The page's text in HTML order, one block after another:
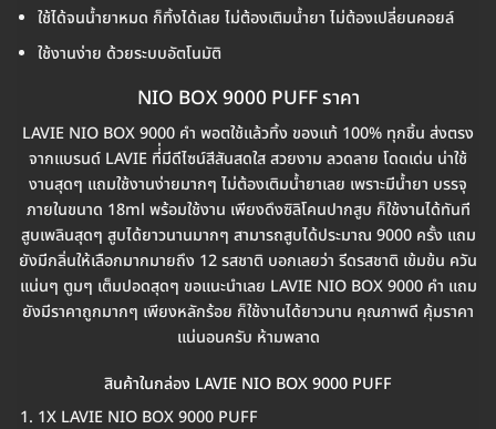
ใช้ได้จนน้ำยาหมด ก็ทิ้งได้เลย ไม่ต้องเติมน้ำยา ไม่ต้องเปลี่ยนคอยล์
ใช้งานง่าย ด้วยระบบอัตโนมัติ
NIO BOX 9000 PUFF ราคา
LAVIE NIO BOX 9000 คำ พอตใช้แล้วทิ้ง ของแท้ 100% ทุกชิ้น ส่งตรง
จากแบรนด์ LAVIE ที่่มีดีไซน์สีสันสดใส สวยงาม ลวดลาย โดดเด่น น่าใช้
งานสุดๆ แถมใช้งานง่ายมากๆ ไม่ต้องเติมน้ำยาเลย เพราะมีน้ำยา บรรจุ
ภายในขนาด 18ml พร้อมใช้งาน เพียงดึงซิลิโคนปากสูบ ก็ใช้งานได้ทันที
สูบเพลินสุดๆ สูบได้ยาวนานมากๆ สามารถสูบได้ประมาณ 9000 ครั้ง แถม
ยังมีกลิ่นให้เลือกมากมายถึง 12 รสชาติ บอกเลยว่า รีดรสชาติ เข้มข้น ควัน
แน่นๆ ตูมๆ เต็มปอดสุดๆ ขอแนะนำเลย LAVIE NIO BOX 9000 คำ แถม
ยังมีราคาถูกมากๆ เพียงหลักร้อย ก็ใช้งานได้ยาวนาน คุณภาพดี คุ้มราคา
แน่นอนครับ ห้ามพลาด
สินค้าในกล่อง LAVIE NIO BOX 9000 PUFF
1X LAVIE NIO BOX 9000 PUFF